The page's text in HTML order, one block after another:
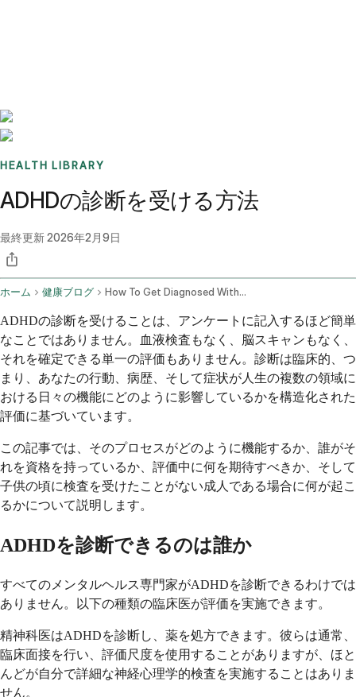
HEALTH LIBRARY
ADHDの診断を受ける方法
最終更新2026年2月9日
ホーム 健康ブログ How To Get Diagnosed With Adhd
ADHDの診断を受けることは、アンケートに記入するほど簡単
なことではありません。血液検査もなく、脳スキャンもなく、
それを確定できる単一の評価もありません。診断は臨床的、つ
まり、あなたの行動、病歴、そして症状が人生の複数の領域に
おける日々の機能にどのように影響しているかを構造化された
評価に基づいています。
この記事では、そのプロセスがどのように機能するか、誰がそ
れを資格を持っているか、評価中に何を期待すべきか、そして
子供の頃に検査を受けたことがない成人である場合に何が起こ
るかについて説明します。
ADHDを診断できるのは誰か
すべてのメンタルヘルス専門家がADHDを診断できるわけでは
ありません。以下の種類の臨床医が評価を実施できます。
精神科医はADHDを診断し、薬を処方できます。彼らは通常、
臨床面接を行い、評価尺度を使用することがありますが、ほと
んどが自分で詳細な神経心理学的検査を実施することはありま
せん。